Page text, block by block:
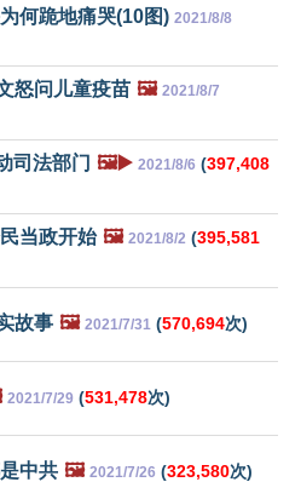
何跪地痛哭(10图) 2021/8/8
怒问儿童疫苗 🖼️ 2021/8/7
司法部门 🖼️▶️ 2021/8/6 (397,408
当政开始 🖼️ 2021/8/2 (395,581
故事 🖼️ 2021/7/31 (570,694次)
2021/7/29 (531,478次)
中共 🖼️ 2021/7/26 (323,580次)